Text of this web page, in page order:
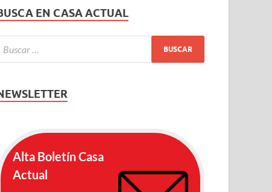
EN CASA ACTUAL
Alta Boletín Casa
Actual